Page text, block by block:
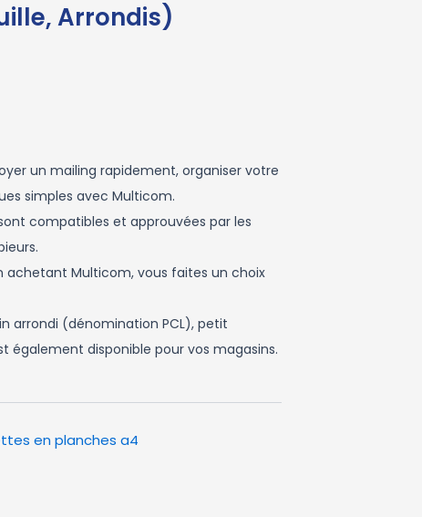
Arrondis)
un mailing rapidement, organiser votre
simples avec Multicom.
compatibles et approuvées par les
achetant Multicom, vous faites un choix
arrondi (dénomination PCL), petit
également disponible pour vos magasins.
en planches a4